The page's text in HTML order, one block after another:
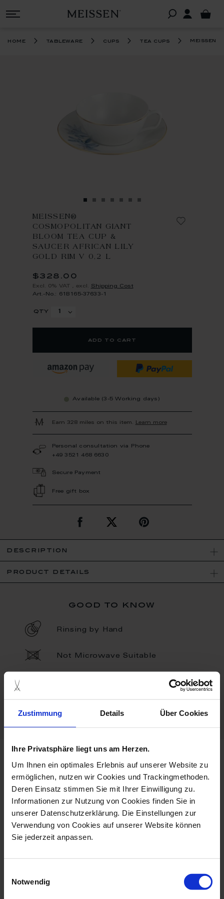
Zustimmung Details Über Cookies
Ihre Privatsphäre liegt uns am Herzen.
Um Ihnen ein optimales Erlebnis auf unserer Website zu
ermöglichen, nutzen wir Cookies und Trackingmethoden.
Deren Einsatz stimmen Sie mit Ihrer Einwilligung zu.
Informationen zur Nutzung von Cookies finden Sie in
unserer Datenschutzerklärung. Die Einstellungen zur
Verwendung von Cookies auf unserer Website können
Sie jederzeit anpassen.
Notwendig
home tableware cups tea cups meissen
MEISSEN®
COSMOPOLITAN GIANT
BLOOM TEA CUP &
SAUCER AFRICAN LILY
GOLD RIM V 0,2 L
$328.00
Excl. 0% VAT excl. Shipping Cost
Art.-No.: 61B165-37633-1
qty
add to cart
Available (3-5 Working days)
Earn 328 miles on this item. Learn more
Personal consultation via Phone
+49 3521 468 6630
Secure Payment
Free gift box
description
product details
good to know
Rinsing by Hand
Not Microwave Suitable
Germany
more products from the
cosmopolitan giant bloom
collection